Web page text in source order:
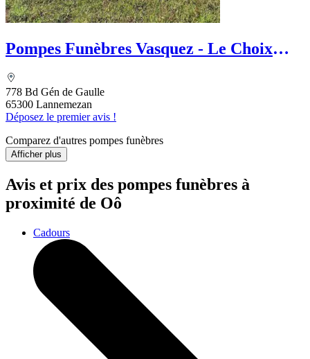
Pompes Funèbres Vasquez - Le Choix
778 Bd Gén de Gaulle
65300 Lannemezan
Déposez le premier avis !
Comparez d'autres pompes funèbres
Afficher plus
Avis et prix des pompes funèbres à
proximité de Oô
Cadours